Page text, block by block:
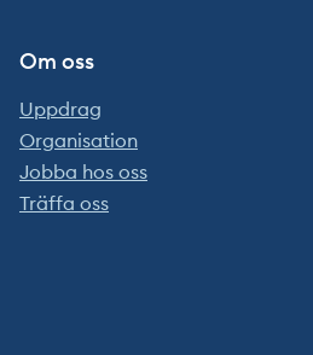
Om oss
Uppdrag
Organisation
Jobba hos oss
Träffa oss